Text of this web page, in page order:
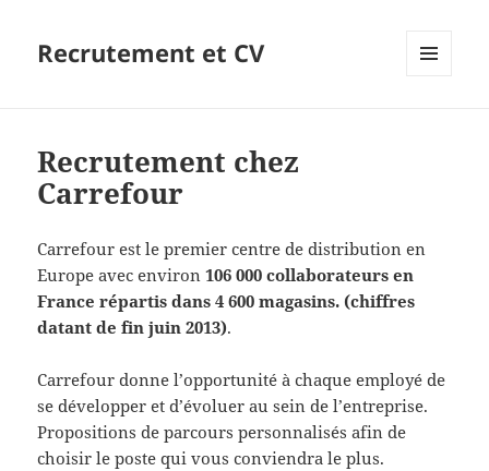
Recrutement et CV
Recrutement chez
Carrefour
Carrefour est le premier centre de distribution en
Europe avec environ106 000 collaborateurs en
France répartis dans 4 600 magasins. (chiffres
datant de fin juin 2013).
Carrefour donne l’opportunité à chaque employé de
se développer et d’évoluer au sein de l’entreprise.
Propositions de parcours personnalisés afin de
choisir le poste qui vous conviendra le plus.